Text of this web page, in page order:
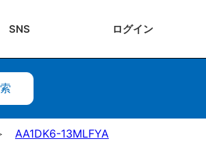
SNS ログイン
検索
AA1DK6-13MLFYA